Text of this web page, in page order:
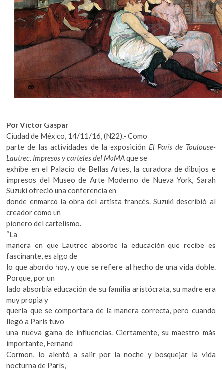
g
e
r
s
k
o
p
e
n
Por Víctor Gaspar
Ciudad de México, 14/11/16, (N22).- Como
parte de las actividades de la exposición El París de Toulouse-
Lautrec. Impresos y carteles del MoMAque se
exhibe en el Palacio de Bellas Artes, la curadora de dibujos e
impresos del Museo de Arte Moderno de Nueva York, Sarah
Suzuki ofreció una conferencia en
donde enmarcó la obra del artista francés. Suzuki describió al
creador como un
pionero del cartelismo.
“La
manera en que Lautrec absorbe la educación que recibe es
fascinante, es algo de
lo que abordo hoy, y que se refiere al hecho de una vida doble.
Porque, por un
lado absorbía educación de su familia aristócrata, su madre era
muy propia y
quería que se comportara de la manera correcta, pero cuando
llegó a París tuvo
una nueva gama de influencias. Ciertamente, su maestro más
importante, Fernand
Cormon, lo alentó a salir por la noche y bosquejar la vida
nocturna de París,